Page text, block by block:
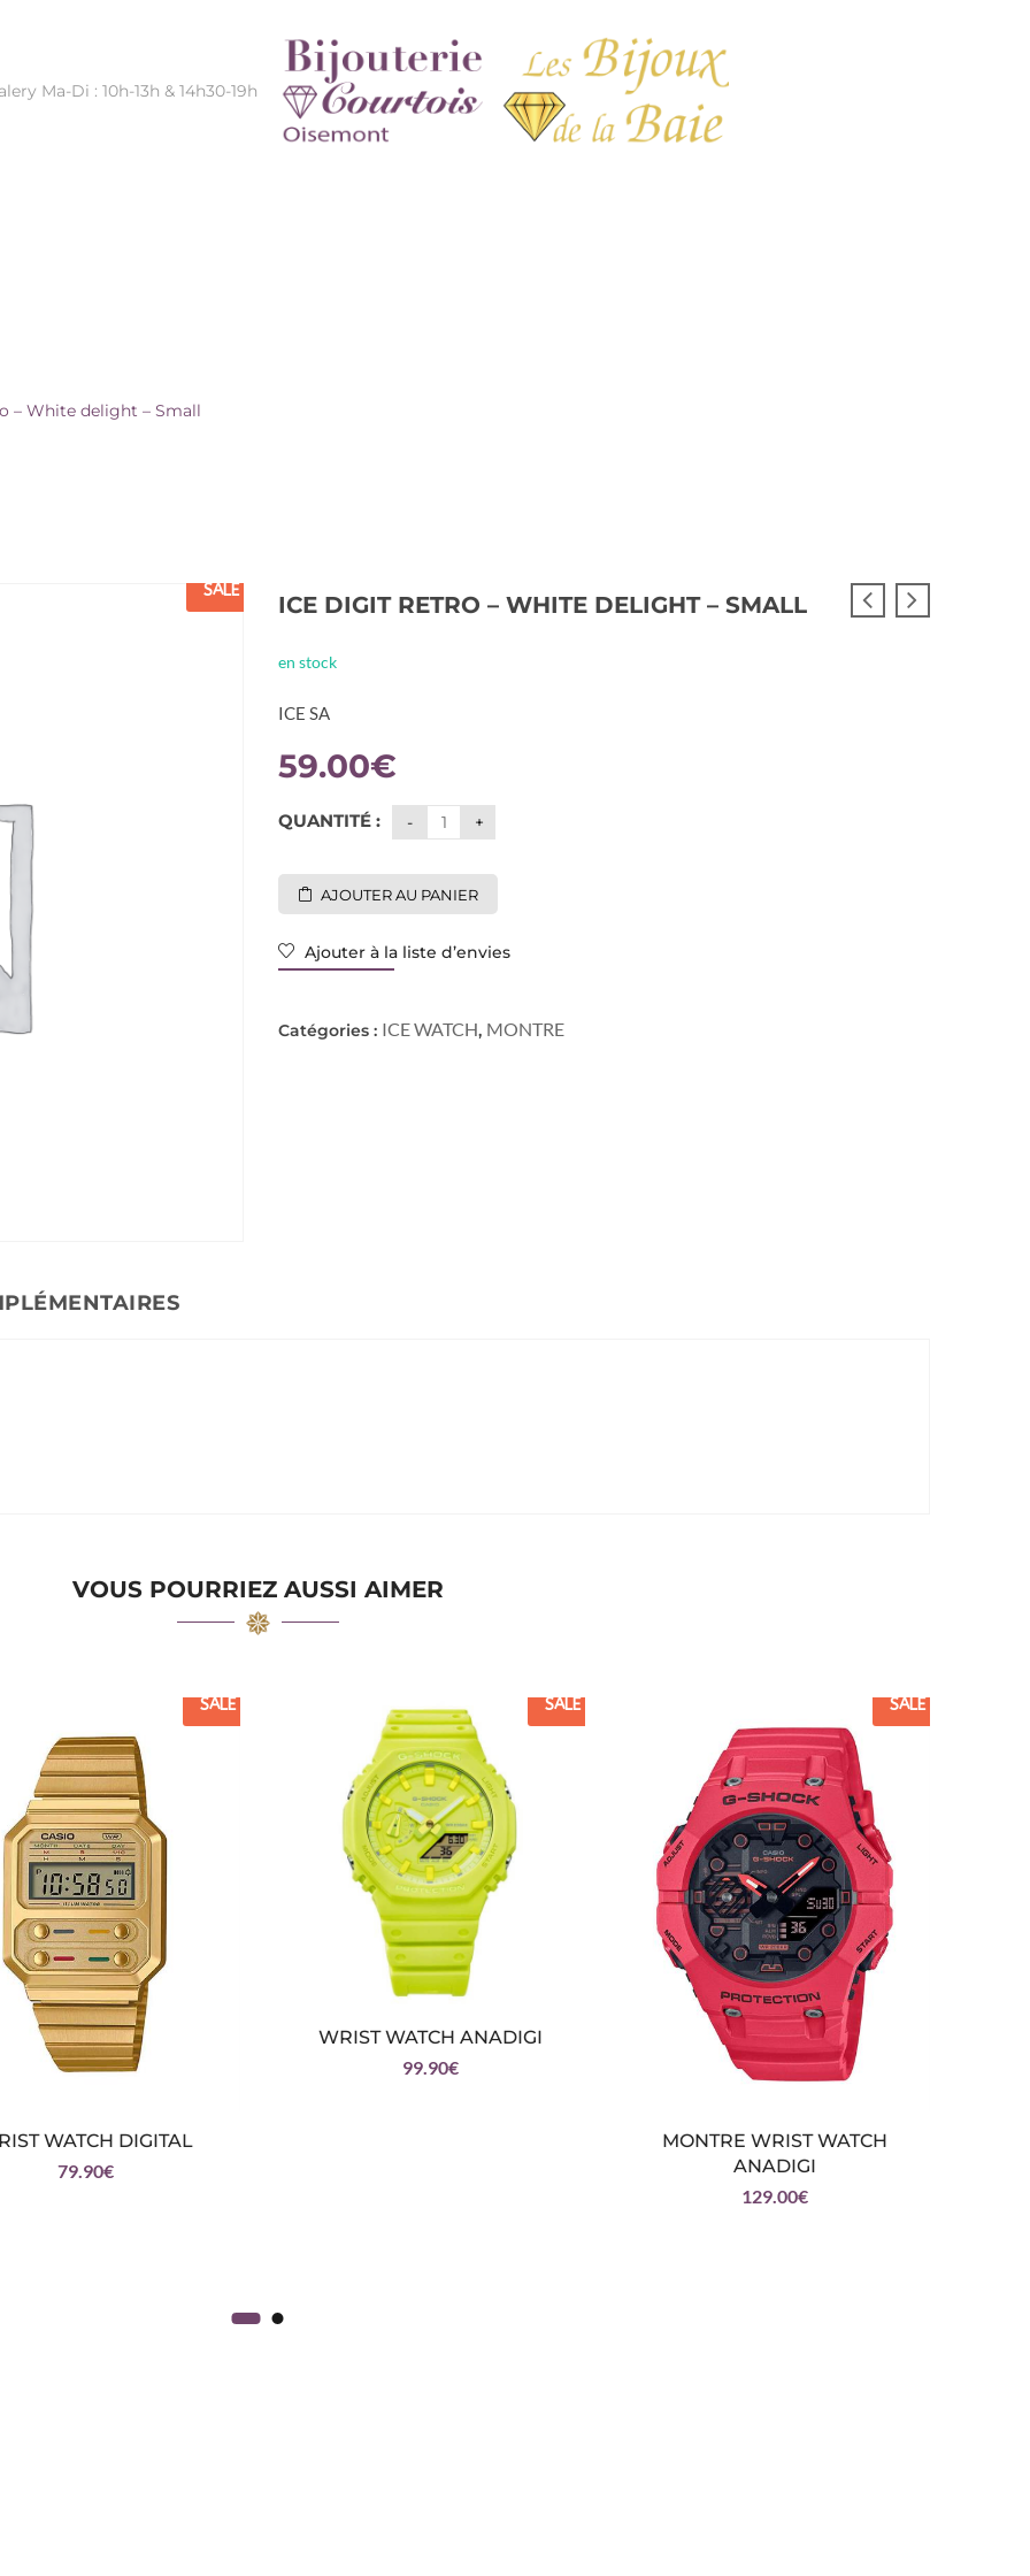
Ma-Di : 10h-13h & 14h30-19h
– White delight – Small
SALE ICE DIGIT RETRO – WHITE DELIGHT – SMALL
en stock
ICE SA
59.00€
QUANTITÉ :
AJOUTER AU PANIER
Ajouter à la liste d’envies
Catégories : ICE WATCH, MONTRE
VOUS POURRIEZ AUSSI AIMER
SALE
WATCH DIGITAL
79.90€
SALE
WRIST WATCH ANADIGI
99.90€
SALE
MONTRE WRIST WATCH
ANADIGI
129.00€